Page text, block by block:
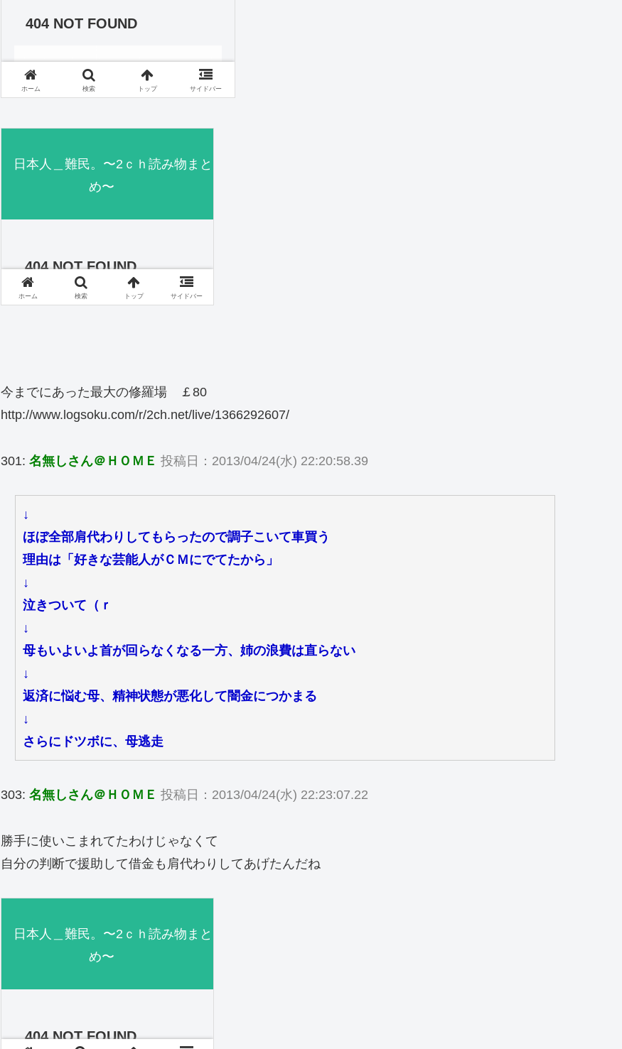
今までにあった最大の修羅場 ￡80
http://www.logsoku.com/r/2ch.net/live/1366292607/
301: 名無しさん＠ＨＯＭＥ 投稿日：2013/04/24(水) 22:20:58.39
↓
ほぼ全部肩代わりしてもらったので調子こいて車買う
理由は「好きな芸能人がＣＭにでてたから」
↓
泣きついて（ｒ
↓
母もいよいよ首が回らなくなる一方、姉の浪費は直らない
↓
返済に悩む母、精神状態が悪化して闇金につかまる
↓
さらにドツボに、母逃走
303: 名無しさん＠ＨＯＭＥ 投稿日：2013/04/24(水) 22:23:07.22
勝手に使いこまれてたわけじゃなくて
自分の判断で援助して借金も肩代わりしてあげたんだね